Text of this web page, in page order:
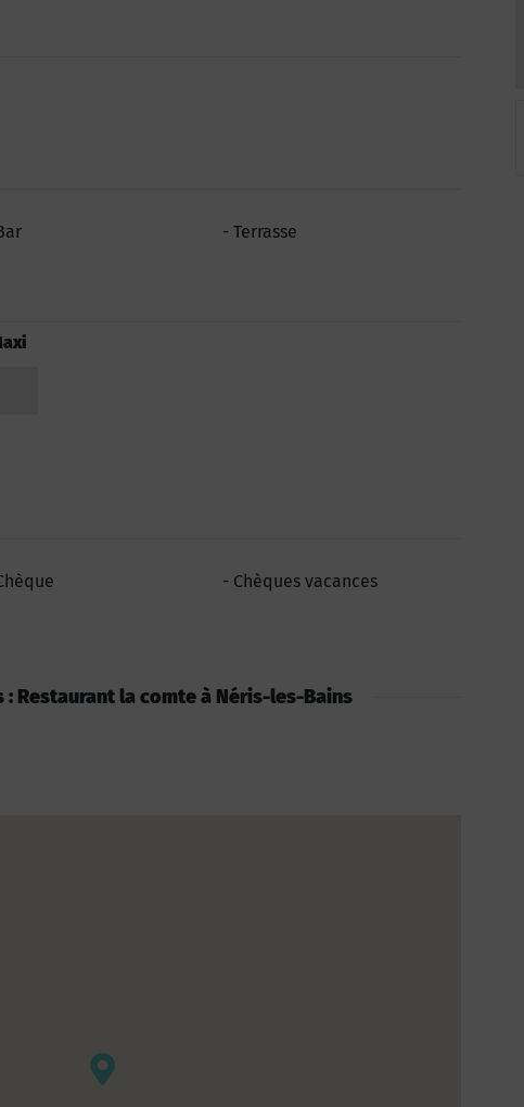
Terrasse
Chèques vacances
Restaurant la comte à Néris-les-Bains